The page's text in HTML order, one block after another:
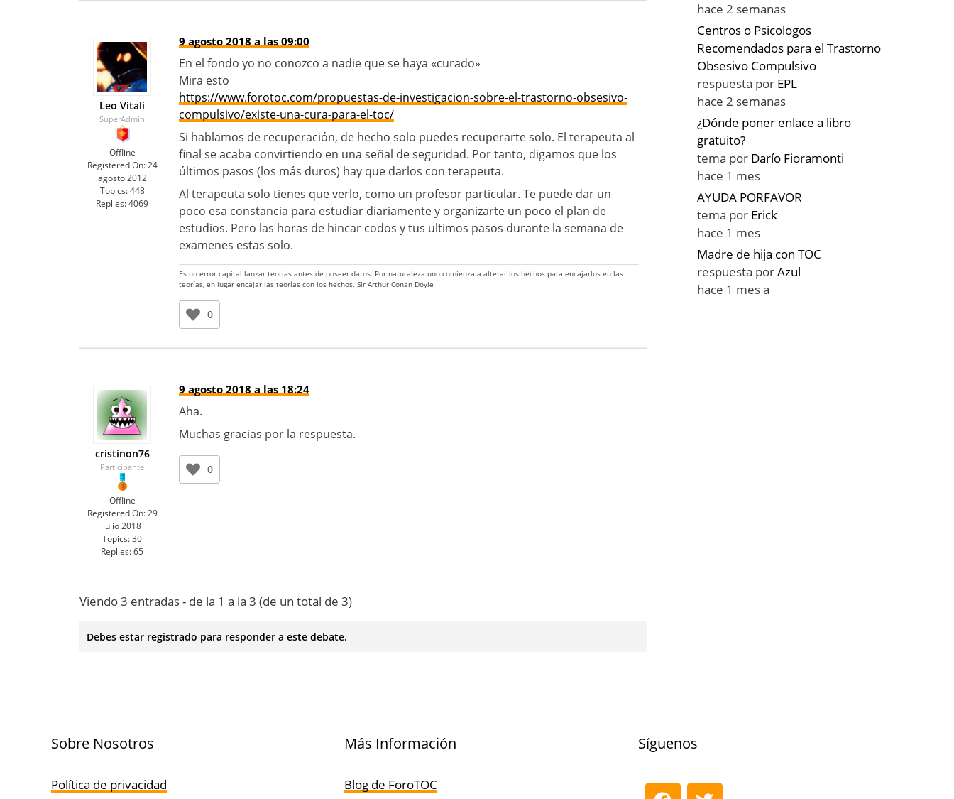
Leo Vitali
SuperAdmin
Offline
Registered On: 24
agosto 2012
Topics: 448
Replies:4069
9 agosto 2018 a las 09:00
En el fondo yo no conozco a nadie que se haya «curado»
Mira esto
https://www.forotoc.com/propuestas-de-investigacion-sobre-el-trastorno-obsesivo-
compulsivo/existe-una-cura-para-el-toc/
Si hablamos de recuperación, de hecho solo puedes recuperarte solo. El terapeuta al
final se acaba convirtiendo en una señal de seguridad. Por tanto, digamos que los
últimos pasos (los más duros) hay que darlos con terapeuta.
Al terapeuta solo tienes que verlo, como un profesor particular. Te puede dar un
poco esa constancia para estudiar diariamente y organizarte un poco el plan de
estudios. Pero las horas de hincar codos y tus ultimos pasos durante la semana de
examenes estas solo.
Es un error capital lanzar teorías antes de poseer datos. Por naturaleza uno comienza a alterar los hechos para encajarlos en las
teorías, en lugar encajar las teorías con los hechos. Sir Arthur Conan Doyle
0
cristinon76
Participante
Offline
Registered On: 29
julio 2018
Topics:30
Replies:65
9 agosto 2018 a las 18:24
Aha.
Muchas gracias por la respuesta.
0
Viendo 3 entradas - de la 1 a la 3 (de un total de 3)
Debes estar registrado para responder a este debate.
hace 2 semanas
Centros o Psicologos
Recomendados para el Trastorno
Obsesivo Compulsivo
respuesta por EPL
hace 2 semanas
¿Dónde poner enlace a libro
gratuito?
tema por Darío Fioramonti
hace 1 mes
AYUDA PORFAVOR
tema por Erick
hace 1 mes
Madre de hija con TOC
respuesta porAzul
hace 1 mes a
Sobre Nosotros
Política de privacidad
Más Información
Blog de ForoTOC
Síguenos